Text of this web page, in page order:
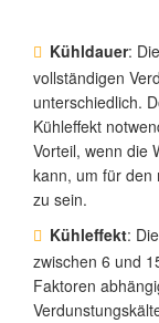
Kühldauer:
vollständigen
unterschiedlich.
Kühleffekt
Vorteil, wenn die
kann, um für den
zu sein.
Kühleffekt:
zwischen 6 und
Faktoren